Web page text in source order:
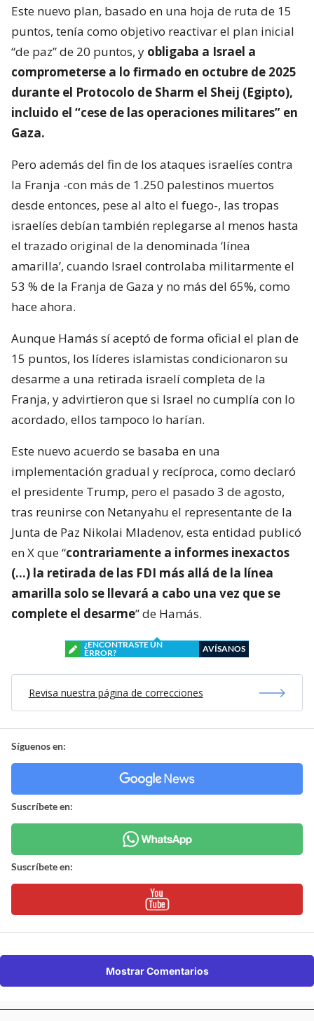
Este nuevo plan, basado en una hoja de ruta de 15
puntos, tenía como objetivo reactivar el plan inicial
“de paz” de 20 puntos, y obligaba a Israel a
comprometerse a lo firmado en octubre de 2025
durante el Protocolo de Sharm el Sheij (Egipto),
incluido el “cese de las operaciones militares” en
Gaza.
Pero además del fin de los ataques israelíes contra
la Franja -con más de 1.250 palestinos muertos
desde entonces, pese al alto el fuego-, las tropas
israelíes debían también replegarse al menos hasta
el trazado original de la denominada ‘línea
amarilla’, cuando Israel controlaba militarmente el
53 % de la Franja de Gaza y no más del 65%, como
hace ahora.
Aunque Hamás sí aceptó de forma oficial el plan de
15 puntos, los líderes islamistas condicionaron su
desarme a una retirada israelí completa de la
Franja, y advirtieron que si Israel no cumplía con lo
acordado, ellos tampoco lo harían.
Este nuevo acuerdo se basaba en una
implementación gradual y recíproca, como declaró
el presidente Trump, pero el pasado 3 de agosto,
tras reunirse con Netanyahu el representante de la
Junta de Paz Nikolai Mladenov, esta entidad publicó
en X que “contrariamente a informes inexactos
(…) la retirada de las FDI más allá de la línea
amarilla solo se llevará a cabo una vez que se
complete el desarme” de Hamás.
¿ENCONTRASTE UN
ERROR?
AVÍSANOS
Revisa nuestra página de correcciones
Síguenos en:
Suscríbete en:
Suscríbete en:
Mostrar Comentarios